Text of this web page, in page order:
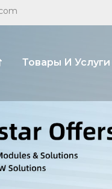
Товары И Услуги